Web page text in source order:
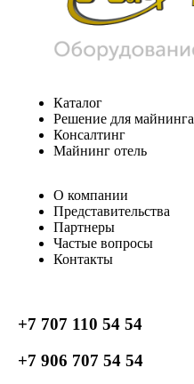
Каталог
Решение для майнинга
Консалтинг
Майнинг отель
О компании
Представительства
Партнеры
Частые вопросы
Контакты
+7 707 110 54 54
+7 906 707 54 54